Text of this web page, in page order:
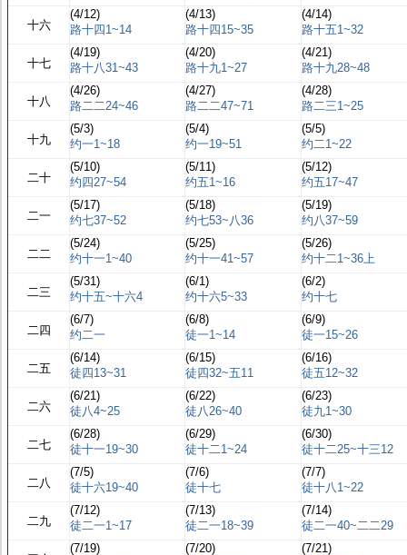
十六
(4/12)
路十四1~14
(4/13)
路十四15~35
(4/14)
路十五1~32
十七
(4/19)
路十八31~43
(4/20)
路十九1~27
(4/21)
路十九28~48
十八
(4/26)
路二二24~46
(4/27)
路二二47~71
(4/28)
路二三1~25
十九
(5/3)
约一1~18
(5/4)
约一19~51
(5/5)
约二1~22
二十
(5/10)
约四27~54
(5/11)
约五1~16
(5/12)
约五17~47
二一
(5/17)
约七37~52
(5/18)
约七53~八36
(5/19)
约八37~59
二二
(5/24)
约十一1~40
(5/25)
约十一41~57
(5/26)
约十二1~36上
二三
(5/31)
约十五~十六4
(6/1)
约十六5~33
(6/2)
约十七
二四
(6/7)
约二一
(6/8)
徒一1~14
(6/9)
徒一15~26
二五
(6/14)
徒四13~31
(6/15)
徒四32~五11
(6/16)
徒五12~32
二六
(6/21)
徒八4~25
(6/22)
徒八26~40
(6/23)
徒九1~30
二七
(6/28)
徒十一19~30
(6/29)
徒十二1~24
(6/30)
徒十二25~十三12
二八
(7/5)
徒十六19~40
(7/6)
徒十七
(7/7)
徒十八1~22
二九
(7/12)
徒二一1~17
(7/13)
徒二一18~39
(7/14)
徒二一40~二二29
(7/19)
(7/20)
(7/21)